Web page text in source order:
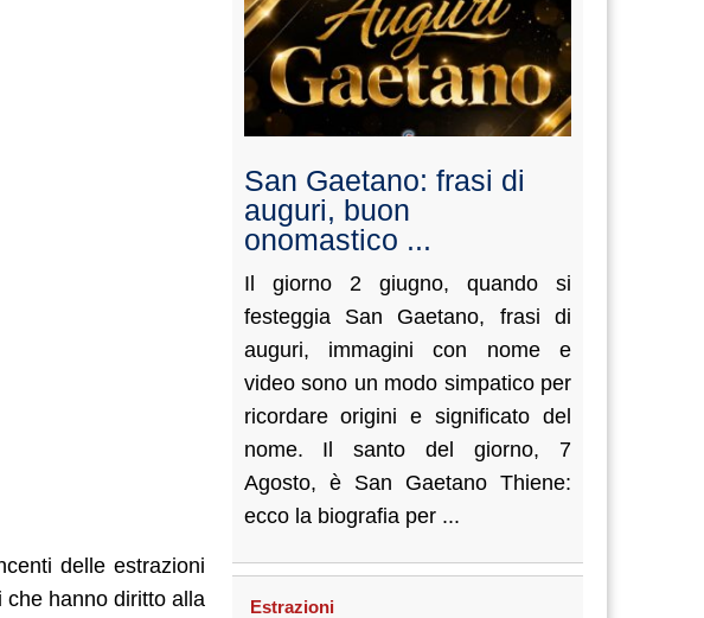
delle estrazioni
hanno diritto alla
San Gaetano: frasi di
auguri, buon
onomastico ...
Il giorno 2 giugno, quando si
festeggia San Gaetano, frasi di
auguri, immagini con nome e
video sono un modo simpatico per
ricordare origini e significato del
nome. Il santo del giorno, 7
Agosto, è San Gaetano Thiene:
ecco la biografia per ...
Estrazioni